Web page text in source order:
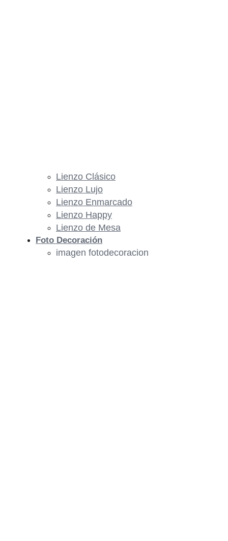
Lienzo Clásico
Lienzo Lujo
Lienzo Enmarcado
Lienzo Happy
Lienzo de Mesa
Foto Decoración
imagen fotodecoracion